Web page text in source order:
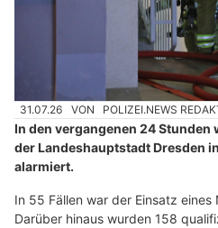
31.07.26 VON POLIZEI.NEWS
In den vergangenen 24
der Landeshauptstadt Dresden
alarmiert.
In 55 Fällen war der Einsatz
Darüber hinaus wurden 158